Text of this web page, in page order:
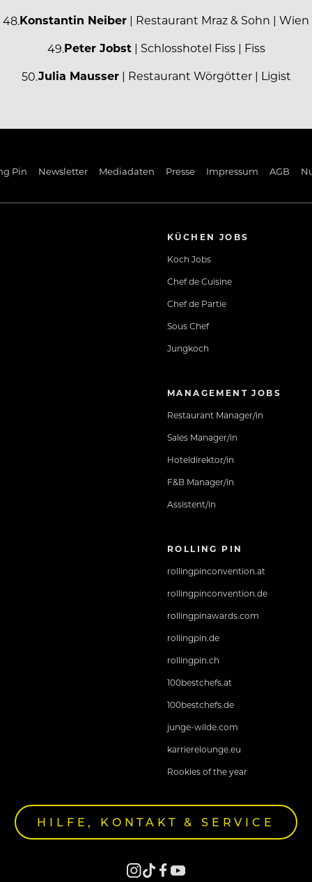
Konstantin Neiber | Restaurant Mraz & Sohn | Wien
Peter Jobst| Schlosshotel Fiss | Fiss
Julia Mausser| Restaurant Wörgötter | Ligist
Pin Newsletter Mediadaten Presse Impressum AGB
KÜCHEN JOBS
Koch Jobs
Chef de Cuisine
Chef de Partie
Sous Chef
Jungkoch
MANAGEMENT JOBS
Restaurant Manager/in
Sales Manager/in
Hoteldirektor/in
F&B Manager/in
Assistent/in
ROLLING PIN
rollingpinconvention.at
rollingpinconvention.de
rollingpinawards.com
rollingpin.de
rollingpin.ch
100bestchefs.at
100bestchefs.de
junge-wilde.com
karrierelounge.eu
Rookies of the year
HILFE, KONTAKT & SERVICE